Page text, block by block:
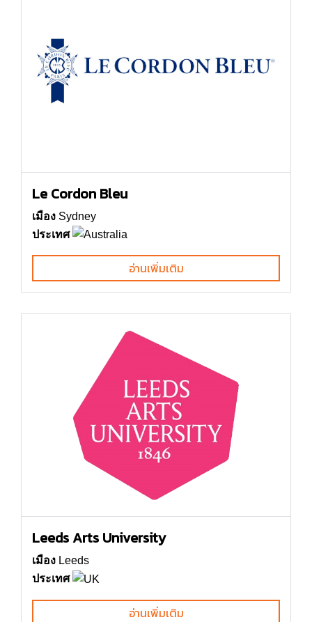
Le Cordon Bleu
เมือง Sydney
ประเทศ
อ่านเพิ่มเติม
Leeds Arts University
เมือง Leeds
ประเทศ
อ่านเพิ่มเติม